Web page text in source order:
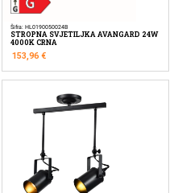
Šifra: HL0190050024B
STROPNA SVJETILJKA AVANGARD 24W
4000K CRNA
153,96 €